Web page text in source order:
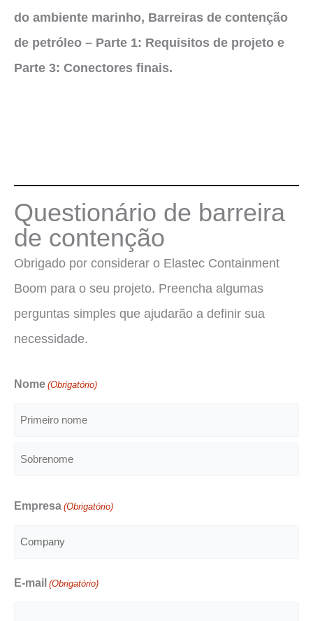
do ambiente marinho, Barreiras de contenção
de petróleo – Parte 1: Requisitos de projeto e
Parte 3: Conectores finais.
Questionário de barreira
de contenção
Obrigado por considerar o Elastec Containment
Boom para o seu projeto. Preencha algumas
perguntas simples que ajudarão a definir sua
necessidade.
Nome (Obrigatório)
Empresa (Obrigatório)
E-mail (Obrigatório)